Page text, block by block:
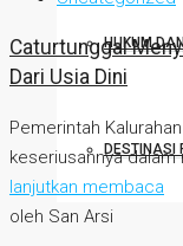
HUKUM
DESTINASI
Caturtunggal
Dari Usia Dini
Pemerintah
keseriusannya
lanjutkan membaca
oleh San Arsi